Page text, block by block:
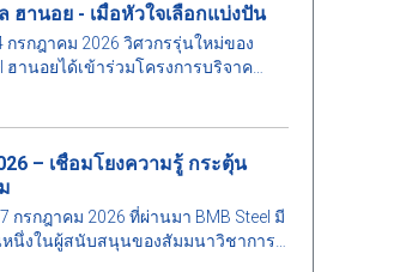
าปัตยกรรมศาสตร์ มหาวิทยาลัย
รมเมืองโฮจิมินห์ การดำเนินกิจกรรมนี้
ยเพื่อสร้างความสัมพันธ์ระหว่าง
นาของอุตสาหกรรมก่อสร้าง.
ฮานอย - เมื่อหัวใจเลือกแบ่งปัน
กรกฎาคม 2026 วิศวกรรุ่นใหม่ของ
ฮานอยได้เข้าร่วมโครงการบริจาค
– เชื่อมโยงความรู้ กระตุ้น
กรกฎาคม 2026 ที่ผ่านมา BMB Steel มี
หนึ่งในผู้สนับสนุนของสัมมนาวิชาการ